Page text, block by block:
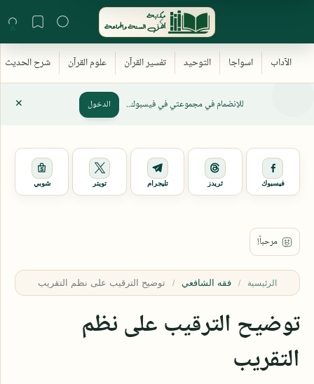
للإنضمام في مجموعتي في فيسبوك.. الدخول
فيسبوك ثريدز تليجرام تويتر شوبي
الرئيسية فقه الشافعي
توضيح الترقيب على نظم
التقريب